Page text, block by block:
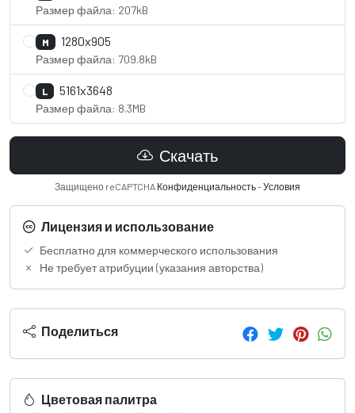
Размер файла: 207kB
M 1280x905
Размер файла: 709.8kB
L 5161x3648
Размер файла: 8.3MB
Скачать
Защищено reCAPTCHA Конфиденциальность-Условия
Лицензия и использование
Бесплатно для коммерческого использования
Не требует атрибуции (указания авторства)
Поделиться
Цветовая палитра